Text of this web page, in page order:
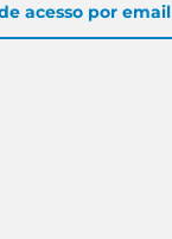
acesso por email